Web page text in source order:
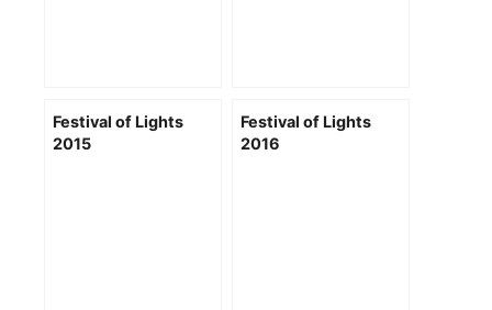
Festival of Lights
2015
Festival of Lights
2016